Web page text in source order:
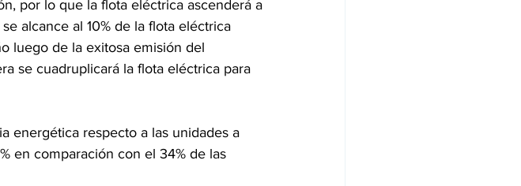
por lo que la flota eléctrica ascenderá a
alcance al 10% de la flota eléctrica
luego de la exitosa emisión del
se cuadruplicará la flota eléctrica para
energética respecto a las unidades a
en comparación con el 34% de las